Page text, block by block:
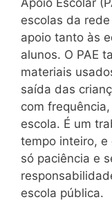
escolas da
apoio tanto às
alunos. O PAE
materiais
saída das
com
escola. É um
tempo inteiro, e
só paciência e
escola pública.